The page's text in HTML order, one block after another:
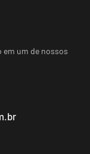
um de nossos